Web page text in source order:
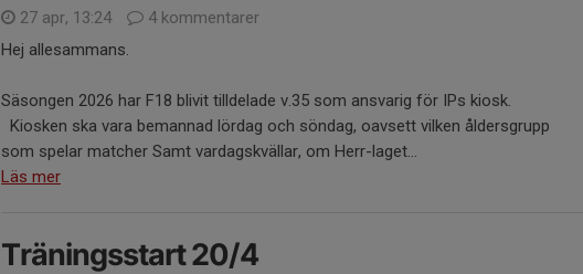
27 apr, 13:24
4 kommentarer
Hej allesammans.
Säsongen 2026 har F18 blivit tilldelade v.35 som ansvarig för IPs kiosk.
Kiosken ska vara bemannad lördag och söndag, oavsett vilken åldersgrupp
som spelar matcher Samt vardagskvällar, om Herr-laget...
Läs mer
Träningsstart 20/4